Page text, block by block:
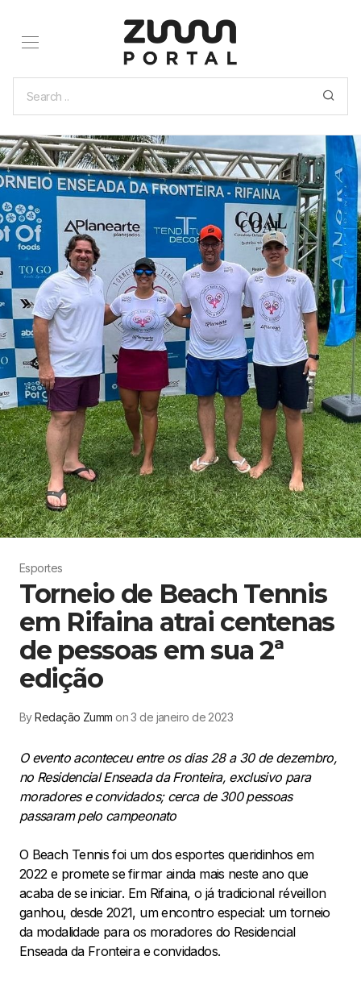
Esportes
Torneio de Beach Tennis
em Rifaina atrai centenas
de pessoas em sua 2ª
edição
ByRedação Zumm on 3 de janeiro de 2023
O evento aconteceu entre os dias 28 a 30 de dezembro,
no Residencial Enseada da Fronteira, exclusivo para
moradores e convidados; cerca de 300 pessoas
passaram pelo campeonato
O Beach Tennis foi um dos esportes queridinhos em
2022 e promete se firmar ainda mais neste ano que
acaba de se iniciar. Em Rifaina, o já tradicional réveillon
ganhou, desde 2021, um encontro especial: um torneio
da modalidade para os moradores do Residencial
Enseada da Fronteira e convidados.